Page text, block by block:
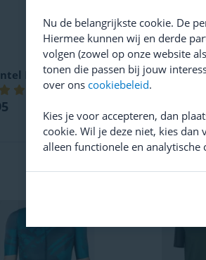
Pro Bidon
(16)
Dynamic
Zonnebrand
18,95
Nu de belangrijkste cookie. De
Hiermee kunnen wij en derde
volgen (zowel op onze website
tonen die passen bij jouw
over ons cookiebeleid.
Kies je voor accepteren, dan
cookie. Wil je deze niet, kies
alleen functionele en analytische